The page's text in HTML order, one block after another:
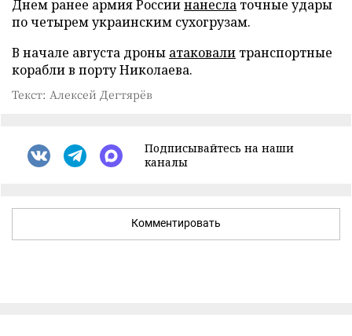
Днем ранее армия Россиинанесла точные удары
по четырем украинским сухогрузам.
В начале августа дроны атаковали транспортные
корабли в порту Николаева.
Текст: Алексей Дегтярёв
Подписывайтесь на наши
каналы
Комментировать